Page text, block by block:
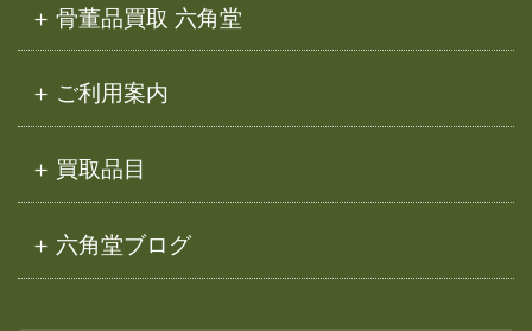
骨董品買取 六角堂
ご利用案内
買取品目
六角堂ブログ